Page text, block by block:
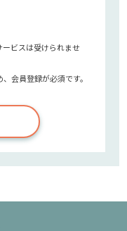
ビスは受けられませ
会員登録が必須です。